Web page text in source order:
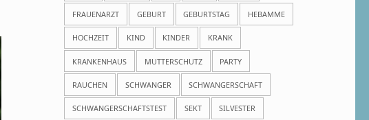
FRAUENARZT GEBURT GEBURTSTAG HEBAMME
HOCHZEIT KIND KINDER KRANK
KRANKENHAUS MUTTERSCHUTZ PARTY
RAUCHEN SCHWANGER SCHWANGERSCHAFT
SCHWANGERSCHAFTSTEST SEKT SILVESTER